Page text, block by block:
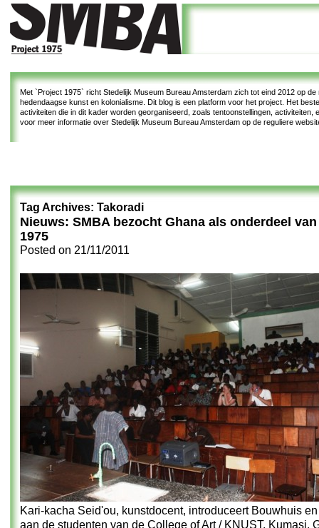
Met `Project 1975` richt Stedelijk Museum Bureau Amsterdam zich tot eind 2012 op
hedendaagse kunst en kolonialisme. Dit blog is een platform voor het project. Het
activiteiten die in dit kader worden georganiseerd, zoals tentoonstellingen,
voor meer informatie over Stedelijk Museum Bureau Amsterdam op de reguliere
Tag Archives: Takoradi
Nieuws: SMBA bezocht Ghana als onderdeel
1975
Posted on 21/11/2011
Kari-kacha Seid'ou, kunstdocent, introduceert Bouwhuis
aan de studenten van de College of Art / KNUST, Kumasi,